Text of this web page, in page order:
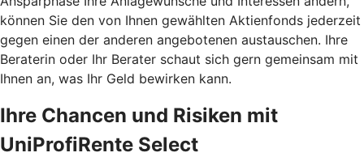
können Sie den von Ihnen gewählten Aktienfonds jederzeit
gegen einen der anderen angebotenen austauschen. Ihre
Beraterin oder Ihr Berater schaut sich gern gemeinsam mit
Ihnen an, was Ihr Geld bewirken kann.
Ihre Chancen und Risiken mit
UniProfiRente Select